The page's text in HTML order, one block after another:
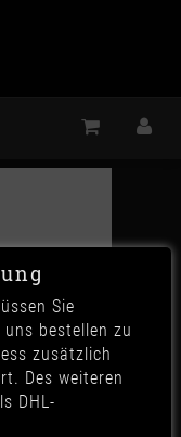
Sie
bestellen zu
zusätzlich
Des weiteren
DHL-